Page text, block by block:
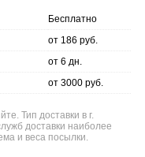
Бесплатно
от 186 руб.
от 6 дн.
от 3000 руб.
Тип доставки в г.
доставки наиболее
и веса посылки.